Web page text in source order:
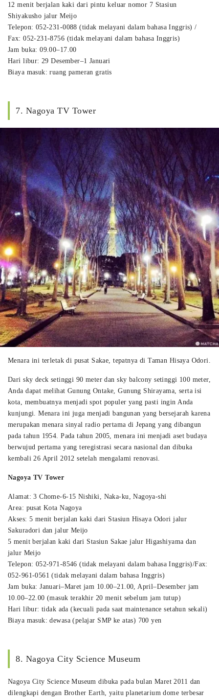
12 menit berjalan kaki dari pintu keluar nomor 7 Stasiun
Shiyakusho jalur Meijo
Telepon: 052-231-0088 (tidak melayani dalam bahasa Inggris) /
Fax: 052-231-8756 (tidak melayani dalam bahasa Inggris)
Jam buka: 09.00–17.00
Hari libur: 29 Desember–1 Januari
Biaya masuk: ruang pameran gratis
7. Nagoya TV Tower
Menara ini terletak di pusat Sakae, tepatnya di Taman Hisaya Odori.
Dari sky deck setinggi 90 meter dan sky balcony setinggi 100 meter,
Anda dapat melihat Gunung Ontake, Gunung Shirayama, serta isi
kota, membuatnya menjadi spot populer yang pasti ingin Anda
kunjungi. Menara ini juga menjadi bangunan yang bersejarah karena
merupakan menara sinyal radio pertama di Jepang yang dibangun
pada tahun 1954. Pada tahun 2005, menara ini menjadi aset budaya
berwujud pertama yang teregistrasi secara nasional dan dibuka
kembali 26 April 2012 setelah mengalami renovasi.
Nagoya TV Tower
Alamat: 3 Chome-6-15 Nishiki, Naka-ku, Nagoya-shi
Area: pusat Kota Nagoya
Akses: 5 menit berjalan kaki dari Stasiun Hisaya Odori jalur
Sakuradori dan jalur Meijo
5 menit berjalan kaki dari Stasiun Sakae jalur Higashiyama dan
jalur Meijo
Telepon: 052-971-8546 (tidak melayani dalam bahasa Inggris)/Fax:
052-961-0561 (tidak melayani dalam bahasa Inggris)
Jam buka: Januari–Maret jam 10.00–21.00, April–Desember jam
10.00–22.00 (masuk terakhir 20 menit sebelum jam tutup)
Hari libur: tidak ada (kecuali pada saat maintenance setahun sekali)
Biaya masuk: dewasa (pelajar SMP ke atas) 700 yen
8. Nagoya City Science Museum
Nagoya City Science Museum dibuka pada bulan Maret 2011 dan
dilengkapi dengan Brother Earth, yaitu planetarium dome terbesar